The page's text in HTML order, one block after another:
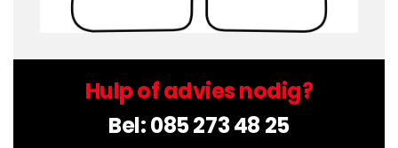
Hulp of advies nodig?
Bel:085 273 48 25